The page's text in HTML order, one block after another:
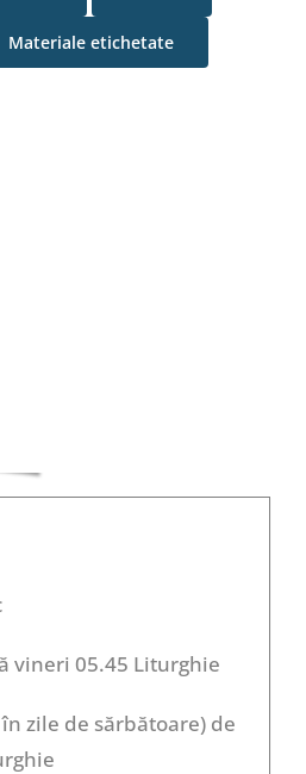
Materiale etichetate
vineri 05.45 Liturghie
zile de sărbătoare) de